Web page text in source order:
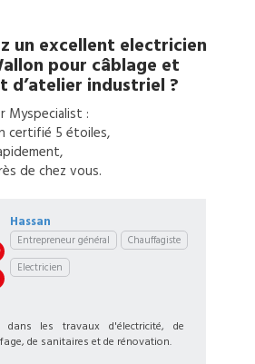
un excellent electricien
pour câblage et
d’atelier industriel ?
Myspecialist :
certifié 5 étoiles,
de chez vous.
Hassan
Entrepreneur général
Chauffagiste
Electricien
dans les travaux d'électricité, de
de sanitaires et de rénovation.